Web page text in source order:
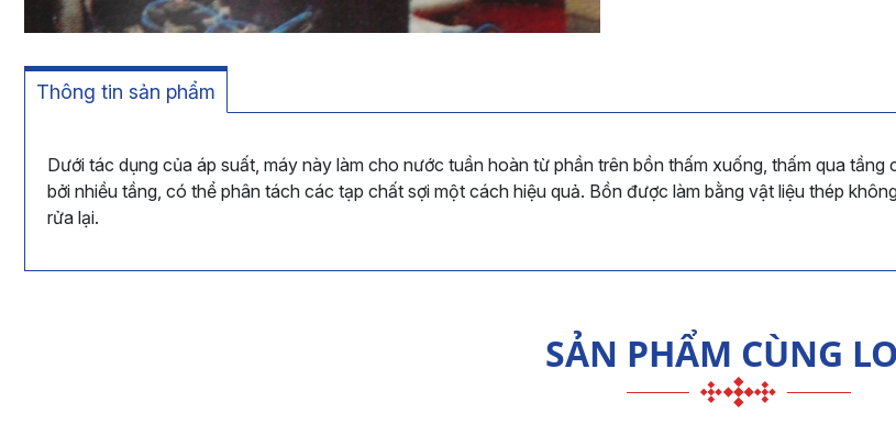
Thông tin sản phẩm
Dưới tác dụng của áp suất, máy này làm cho nước tuần hoàn từ phần trên bồn thấm xuống, thấm qua
bởi nhiều tầng, có thể phân tách các tạp chất sợi một cách hiệu quả. Bồn được làm bằng vật liệu thép
rửa lại.
SẢN PHẨM CÙNG